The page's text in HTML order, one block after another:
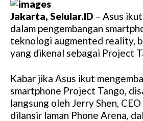
Jakarta, Selular.ID – Asus
dalam pengembangan
teknologi augmented reality,
yang dikenal sebagai Project
Kabar jika Asus ikut
smartphone Project Tango,
langsung oleh Jerry Shen,
dilansir laman Phone Arena,